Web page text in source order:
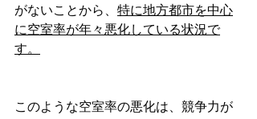
がないことから、 特に地方都市を中心
に空室率が年々悪化している状況で
す。
このような空室率の悪化は、競争力が